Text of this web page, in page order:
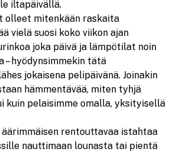
iltapäivällä.
olleet mitenkään raskaita
vielä suosi koko viikon ajan
joka päivä ja lämpötilat noin
– hyödynsimmekin tätä
jokaisena pelipäivänä. Joinakin
hämmentävää, miten tyhjä
kuin pelaisimme omalla, yksityisellä
rentouttavaa istahtaa
nauttimaan lounasta tai pientä